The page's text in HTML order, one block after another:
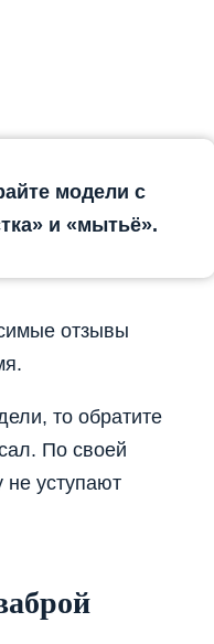
модели с
и «мытьё».
отзывы
то обратите
По своей
не уступают